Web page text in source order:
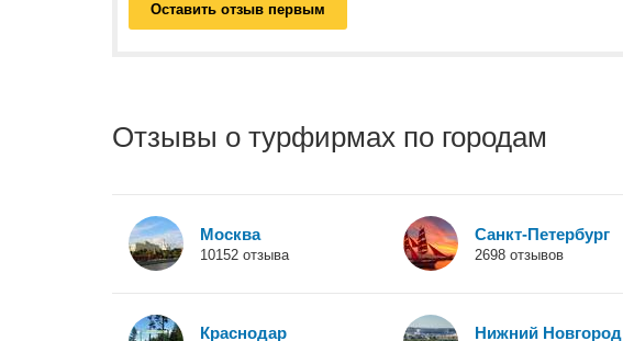
Оставить отзыв первым
Отзывы о турфирмах по городам
Москва
10152 отзыва
Санкт-Петербург
2698 отзывов
Краснодар Нижний Новгород